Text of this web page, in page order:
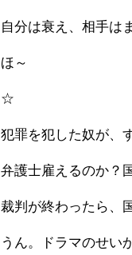
自分は衰え、相手は
ほ～
☆
犯罪を犯した奴が、
弁護士雇えるのか？
裁判が終わったら、
うん。ドラマのせい